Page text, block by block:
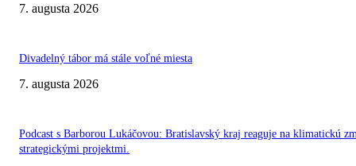
7. augusta 2026
Divadelný tábor má stále voľné miesta
7. augusta 2026
Podcast s Barborou Lukáčovou: Bratislavský kraj reaguje na klimatickú
strategickými projektmi.